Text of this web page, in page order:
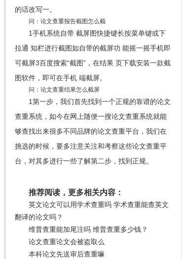
的话改写一。
问：论文查重报告截图怎么截
1手机系统自带 截屏图快捷键长按菜单键或下
拉通 知栏进行截图如自带的截屏功 能摇一摇手机即
可截屏3百度搜索“截图”，在结果 页下载安装一款截
图软件，即可在手机 端截屏。
问：论文查重结果怎么截屏
1第一步，我们首先找到一个正规的靠谱的论文
查重系统，如今在网上随便一搜论文查重系统就能
够查找出来很多不同品牌的论文查重平台，我们在
挑选的时候，要多注意关注和考察这些论文查重平
台，对其多进行一些了解第二步，找到正规。
推荐阅读，更多相关内容：
英文论文可以用学术查重吗 学术查重能查英文
翻译的论文吗？
维普查重能加尾注吗 维普查重多少钱？
论文查重论文会被盗取么
本科论文先送审后查重嘛